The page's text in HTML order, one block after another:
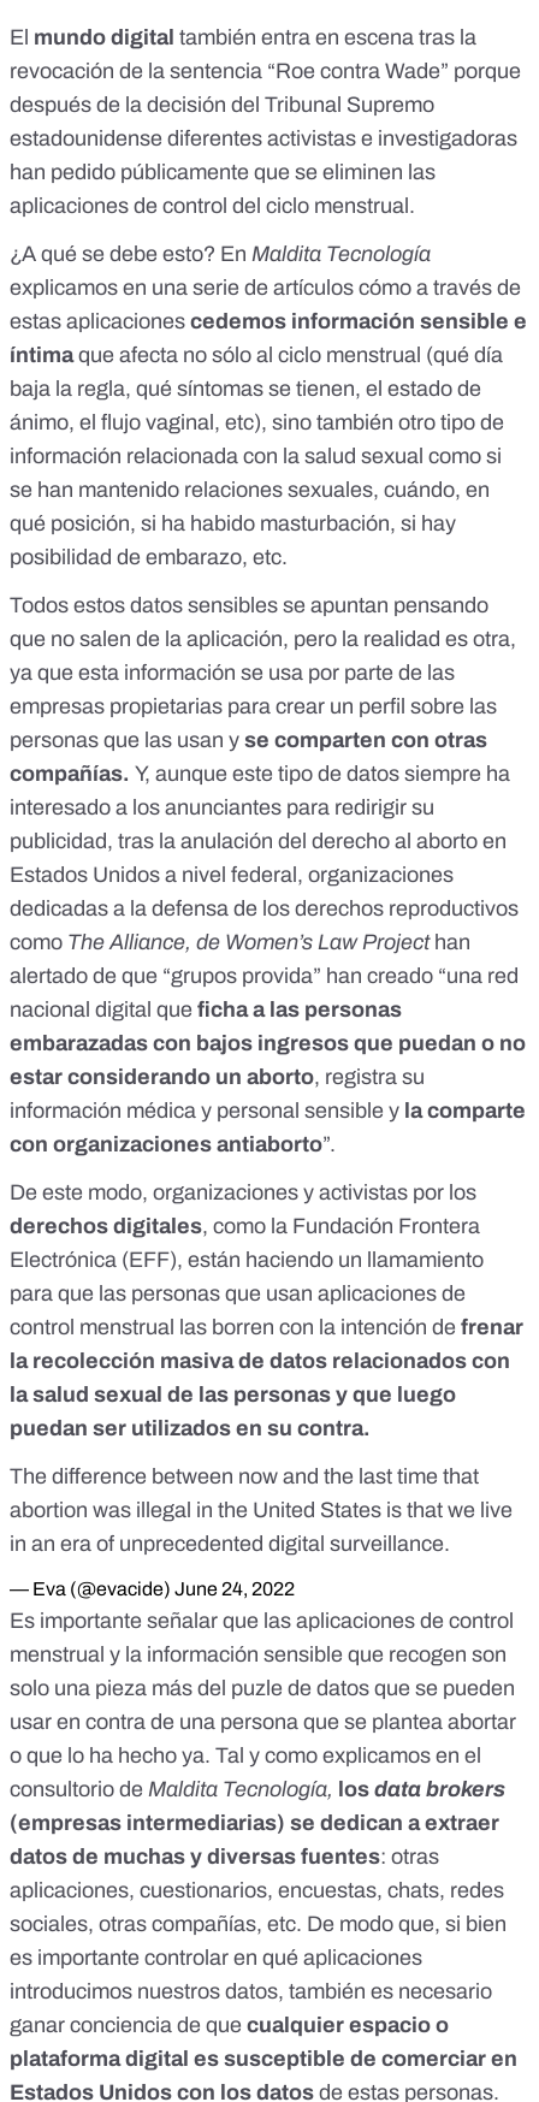
El mundo digital también entra en escena tras la
revocación de la sentencia “Roe contra Wade” porque
después de la decisión del Tribunal Supremo
estadounidense diferentes activistas e investigadoras
han pedido públicamente que se eliminen las
aplicaciones de control del ciclo menstrual.
¿A qué se debe esto? En Maldita Tecnología
explicamos en una serie de artículos cómo a través de
estas aplicaciones cedemos información sensible e
íntimaque afecta no sólo al ciclo menstrual (qué día
baja la regla, qué síntomas se tienen, el estado de
ánimo, el flujo vaginal, etc), sino también otro tipo de
información relacionada con la salud sexual como si
se han mantenido relaciones sexuales, cuándo, en
qué posición, si ha habido masturbación, si hay
posibilidad de embarazo, etc.
Todos estos datos sensibles se apuntan pensando
que no salen de la aplicación, pero la realidad es otra,
ya que esta información se usa por parte de las
empresas propietarias para crear un perfil sobre las
personas que las usan y se comparten con otras
compañías. Y, aunque este tipo de datos siempre ha
interesado a los anunciantes para redirigir su
publicidad, tras la anulación del derecho al aborto en
Estados Unidos a nivel federal, organizaciones
dedicadas a la defensa de los derechos reproductivos
como The Alliance, de Women’s Law Projecthan
alertado de que “grupos provida” han creado “una red
nacional digital que ficha a las personas
embarazadas con bajos ingresos que puedan o no
estar considerando un aborto, registra su
información médica y personal sensible y la comparte
con organizaciones antiaborto”.
De este modo, organizaciones y activistas por los
derechos digitales, como la Fundación Frontera
Electrónica (EFF), están haciendo un llamamiento
para que las personas que usan aplicaciones de
control menstrual las borren con la intención de frenar
la recolección masiva de datos relacionados con
la salud sexual de las personas y que luego
puedan ser utilizados en su contra.
The difference between now and the last time that
abortion was illegal in the United States is that we live
in an era of unprecedented digital surveillance.
— Eva (@evacide) June 24, 2022
Es importante señalar que las aplicaciones de control
menstrual y la información sensible que recogen son
solo una pieza más del puzle de datos que se pueden
usar en contra de una persona que se plantea abortar
o que lo ha hecho ya. Tal y como explicamos en el
consultorio de Maldita Tecnología, los data brokers
(empresas intermediarias) se dedican a extraer
datos de muchas y diversas fuentes: otras
aplicaciones, cuestionarios, encuestas, chats, redes
sociales, otras compañías, etc. De modo que, si bien
es importante controlar en qué aplicaciones
introducimos nuestros datos, también es necesario
ganar conciencia de que cualquier espacio o
plataforma digital es susceptible de comerciar en
Estados Unidos con los datos de estas personas.